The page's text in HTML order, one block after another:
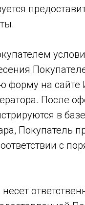
форму на
После
в
Покупатель
с